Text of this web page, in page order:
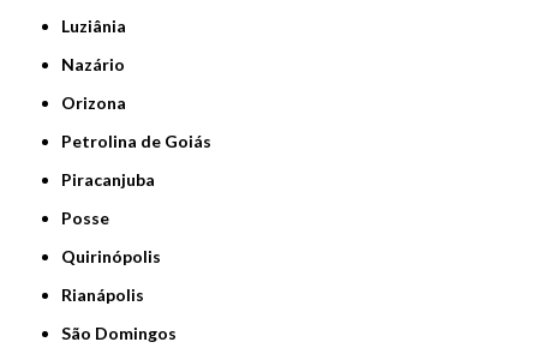
Luziânia
Nazário
Orizona
Petrolina de Goiás
Piracanjuba
Posse
Quirinópolis
Rianápolis
São Domingos